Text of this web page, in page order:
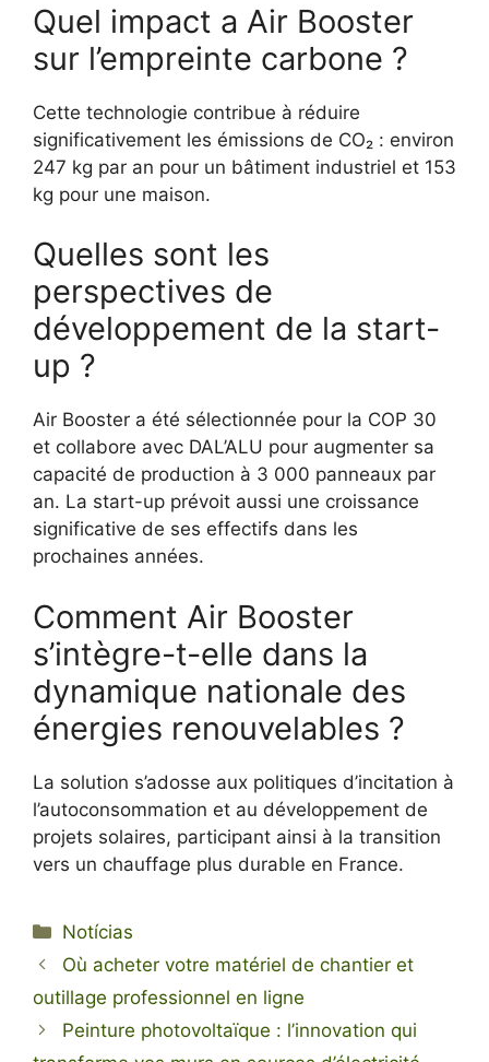
Quel impact a Air Booster
sur l’empreinte carbone ?
Cette technologie contribue à réduire
significativement les émissions de CO₂ : environ
247 kg par an pour un bâtiment industriel et 153
kg pour une maison.
Quelles sont les
perspectives de
développement de la start-
up ?
Air Booster a été sélectionnée pour la COP 30
et collabore avec DAL’ALU pour augmenter sa
capacité de production à 3 000 panneaux par
an. La start-up prévoit aussi une croissance
significative de ses effectifs dans les
prochaines années.
Comment Air Booster
s’intègre-t-elle dans la
dynamique nationale des
énergies renouvelables ?
La solution s’adosse aux politiques d’incitation à
l’autoconsommation et au développement de
projets solaires, participant ainsi à la transition
vers un chauffage plus durable en France.
Categorias
Notícias
Où acheter votre matériel de chantier et
outillage professionnel en ligne
Peinture photovoltaïque : l’innovation qui